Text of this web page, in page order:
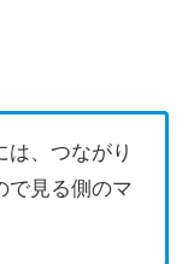
は、つながり
で見る側のマ